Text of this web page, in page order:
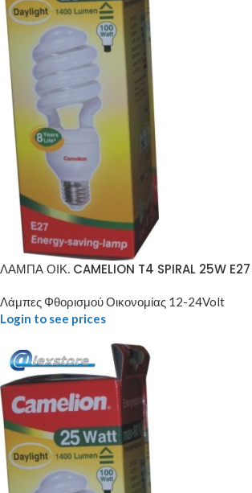
ΛΑΜΠΑ ΟΙΚ. CAMELION T4 SPIRAL 25W
Λάμπες Φθορισμού Οικονομίας 12-24Volt
Login to see prices